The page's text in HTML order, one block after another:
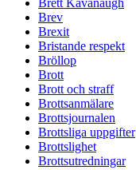
Brev
Brexit
Bristande respekt
Bröllop
Brott
Brott och straff
Brottsanmälare
Brottsjournalen
Brottsliga uppgifter
Brottslighet
Brottsutredningar